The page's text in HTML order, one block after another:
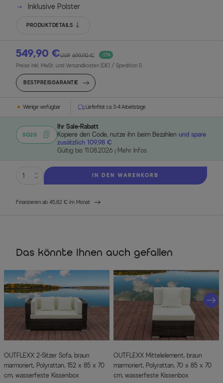
Inklusive Polster
PRODUKTDETAILS
549,90 € -21%
UVP 699,90 €
Preise inkl. MwSt. und Versandkosten (DE) / Spedition S
BESTPREISGARANTIE
Wenige verfügbar Lieferfrist ca. 3-4 Arbeitstage
SO20
Ihr Sale-Rabatt
Kopiere den Code, nutze ihn beim Bezahlen und spare
zusätzlich 109,98 €
Gültig bis 11.08.2026
Mehr Infos
IN DEN WARENKORB
Finanzieren ab 45,82 € im Monat
Das könnte Ihnen auch gefallen
OUTFLEXX 2-Sitzer Sofa, braun
marmoriert, Polyrattan, 152 x 85 x 70
cm, wasserfeste Kissenbox
OUTFLEXX Mittelelement, braun
marmoriert, Polyrattan, 70 x 85 x 70
cm, wasserfeste Kissenbox